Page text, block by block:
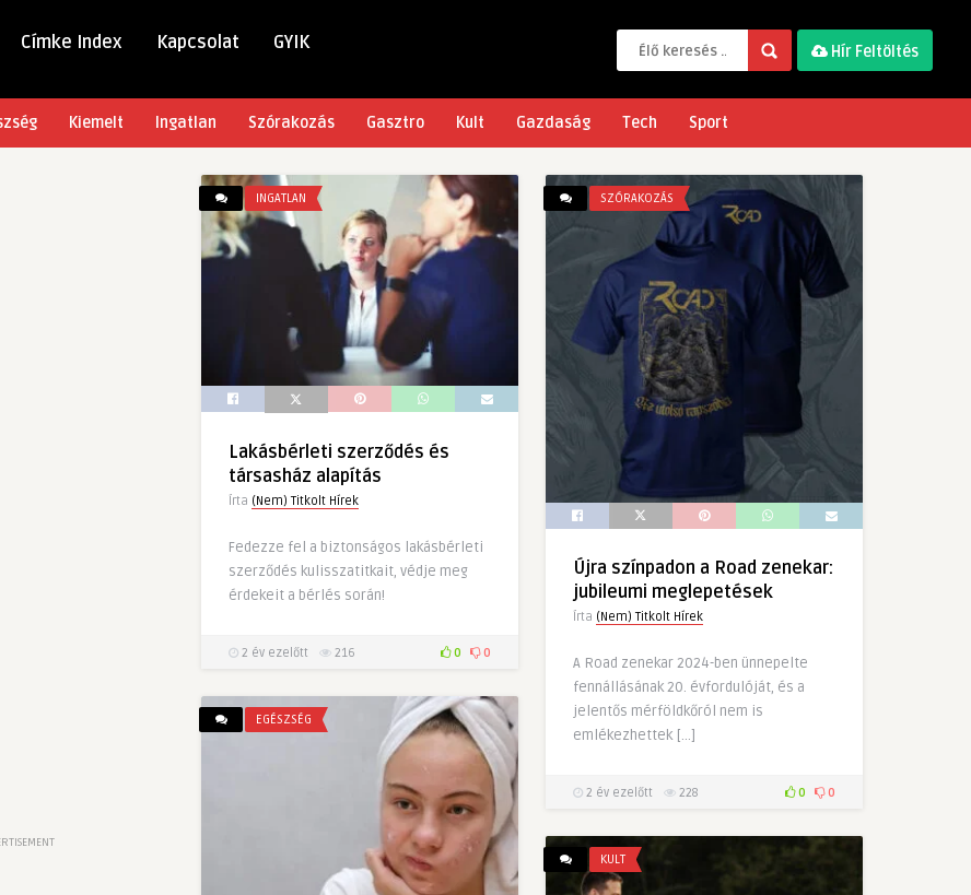
Címke Index Kapcsolat GYIK Hír Feltöltés
Kiemelt Ingatlan Szórakozás Gasztro Kult Gazdaság Tech Sport
INGATLAN
Lakásbérleti szerződés és
társasház alapítás
Írta (Nem) Titkolt Hírek
Fedezze fel a biztonságos lakásbérleti
szerződés kulisszatitkait, védje meg
érdekeit a bérlés során!
2 év ezelőtt 216 0 0
SZÓRAKOZÁS
Újra színpadon a Road zenekar:
jubileumi meglepetések
Írta (Nem) Titkolt Hírek
A Road zenekar 2024-ben ünnepelte
fennállásának 20. évfordulóját, és a
jelentős mérföldkőról nem is
emlékezhettek […]
2 év ezelőtt 228 0 0
EGÉSZSÉG
KULT